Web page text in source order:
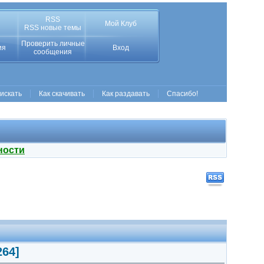
RSS
RSS новые темы
Мой Клуб
Проверить личные
сообщения
Вход
Как скачивать Как раздавать Спасибо!